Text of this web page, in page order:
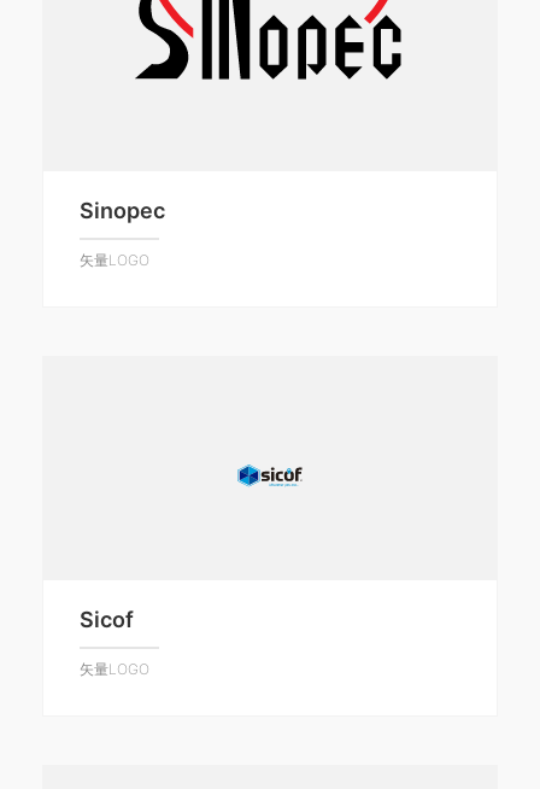
Sinopec
矢量LOGO
Sicof
矢量LOGO